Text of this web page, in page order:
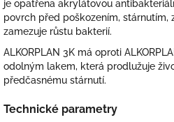
je opatřena akrylátovou
povrch před poškozením, stárnutím,
zamezuje růstu bakterií.
ALKORPLAN 3K má oproti
odolným lakem, která prodlužuje
předčasnému stárnutí.
Technické parametry